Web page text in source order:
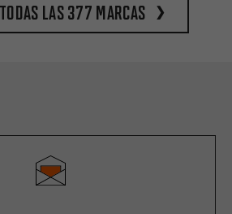
las 377 marcas